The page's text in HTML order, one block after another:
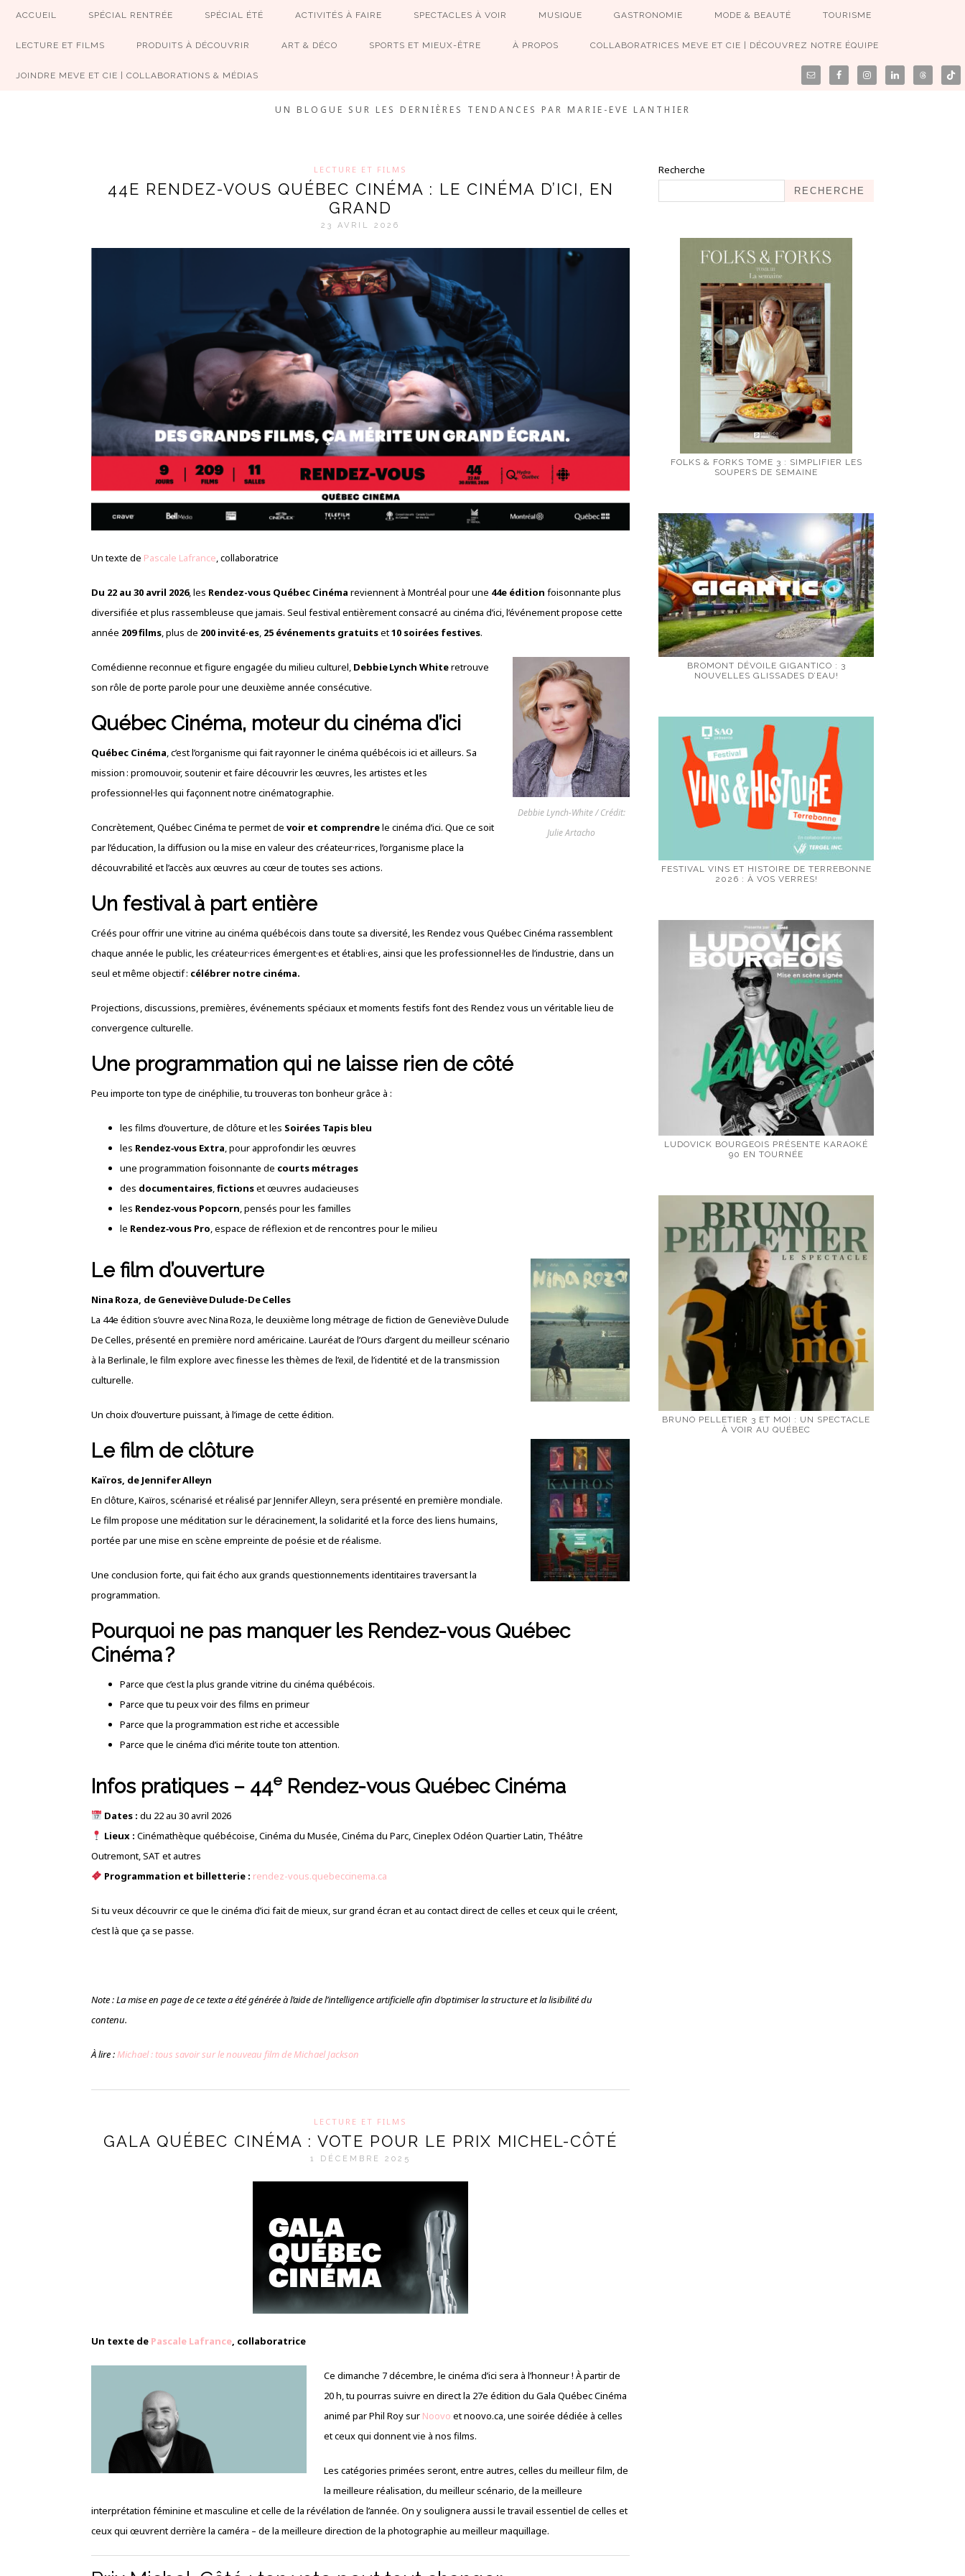
ACCUEIL SPÉCIAL RENTRÉE SPÉCIAL ÉTÉ ACTIVITÉS À FAIRE SPECTACLES À VOIR MUSIQUE GASTRONOMIE MODE & BEAUTÉ TOURISME
LECTURE ET FILMS PRODUITS À DÉCOUVRIR ART & DÉCO SPORTS ET MIEUX-ÊTRE À PROPOS COLLABORATRICES MEVE ET CIE | DÉCOUVREZ NOTRE ÉQUIPE
JOINDRE MEVE ET CIE | COLLABORATIONS & MÉDIAS
UN BLOGUE SUR LES DERNIÈRES TENDANCES PAR MARIE-EVE LANTHIER
LECTURE ET FILMS
44E RENDEZ-VOUS QUÉBEC CINÉMA : LE CINÉMA D’ICI, EN
GRAND
23 AVRIL 2026
Un texte de Pascale Lafrance , collaboratrice
Du 22 au 30 avril 2026, les Rendez-vous Québec Cinéma reviennent à Montréal pour une 44e édition foisonnante plus
diversifiée et plus rassembleuse que jamais. Seul festival entièrement consacré au cinéma d’ici, l’événement propose cette
année 209 films , plus de 200 invité·es 25 événements gratuitset10 soirées festives.
Debbie Lynch-White / Crédit:
Julie Artacho
Comédienne reconnue et figure engagée du milieu culturel, Debbie Lynch Whiteretrouve
son rôle de porte parole pour une deuxième année consécutive.
Québec Cinéma, moteur du cinéma d’ici
Québec Cinéma , c’est l’organisme qui fait rayonner le cinéma québécois ici et ailleurs. Sa
mission : promouvoir, soutenir et faire découvrir les œuvres, les artistes et les
professionnel·les qui façonnent notre cinématographie.
Concrètement, Québec Cinéma te permet de voir et comprendrele cinéma d’ici. Que ce soit
par l’éducation, la diffusion ou la mise en valeur des créateur·rices, l’organisme place la
découvrabilité et l’accès aux œuvres au cœur de toutes ses actions.
Un festival à part entière
Créés pour offrir une vitrine au cinéma québécois dans toute sa diversité, les Rendez vous Québec Cinéma rassemblent
chaque année le public, les créateur·rices émergent·es et établi·es, ainsi que les professionnel·les de l’industrie, dans un
seul et même objectif : célébrer notre cinéma.
Projections, discussions, premières, événements spéciaux et moments festifs font des Rendez vous un véritable lieu de
convergence culturelle.
Une programmation qui ne laisse rien de côté
Peu importe ton type de cinéphilie, tu trouveras ton bonheur grâce à :
les films d’ouverture, de clôture et les Soirées Tapis bleu
les Rendez‑vous Extra , pour approfondir les œuvres
une programmation foisonnante de courts métrages
des documentaires fictionset œuvres audacieuses
les Rendez‑vous Popcorn , pensés pour les familles
le Rendez‑vous Pro , espace de réflexion et de rencontres pour le milieu
Le film d’ouverture
Nina Roza, de Geneviève Dulude-De Celles
La 44e édition s’ouvre avec Nina Roza, le deuxième long métrage de fiction de Geneviève Dulude
De Celles, présenté en première nord américaine. Lauréat de l’Ours d’argent du meilleur scénario
à la Berlinale, le film explore avec finesse les thèmes de l’exil, de l’identité et de la transmission
culturelle.
Un choix d’ouverture puissant, à l’image de cette édition.
Le film de clôture
Kaïros, de Jennifer Alleyn
En clôture, Kaïros, scénarisé et réalisé par Jennifer Alleyn, sera présenté en première mondiale.
Le film propose une méditation sur le déracinement, la solidarité et la force des liens humains,
portée par une mise en scène empreinte de poésie et de réalisme.
Une conclusion forte, qui fait écho aux grands questionnements identitaires traversant la
programmation.
Pourquoi ne pas manquer les Rendez-vous Québec
Cinéma ?
Parce que c’est la plus grande vitrine du cinéma québécois.
Parce que tu peux voir des films en primeur
Parce que la programmation est riche et accessible
Parce que le cinéma d’ici mérite toute ton attention.
Infos pratiques – 44e Rendez-vous Québec Cinéma
Dates : du 22 au 30 avril 2026
Lieux : Cinémathèque québécoise, Cinéma du Musée, Cinéma du Parc, Cineplex Odéon Quartier Latin, Théâtre
Outremont, SAT et autres
Programmation et billetterie : rendez-vous.quebeccinema.ca
Si tu veux découvrir ce que le cinéma d’ici fait de mieux, sur grand écran et au contact direct de celles et ceux qui le créent,
c’est là que ça se passe.
Note : La mise en page de ce texte a été générée à l’aide de l’intelligence artificielle afin d’optimiser la structure et la lisibilité du
contenu.
À lire : Michael : tous savoir sur le nouveau film de Michael Jackson
LECTURE ET FILMS
GALA QUÉBEC CINÉMA : VOTE POUR LE PRIX MICHEL-CÔTÉ
1 DÉCEMBRE 2025
Un texte de Pascale Lafrance , collaboratrice
Ce dimanche 7 décembre, le cinéma d’ici sera à l’honneur ! À partir de
20 h, tu pourras suivre en direct la 27e édition du Gala Québec Cinéma
animé par Phil Roy sur Noovo et noovo.ca, une soirée dédiée à celles
et ceux qui donnent vie à nos films.
Les catégories primées seront, entre autres, celles du meilleur film, de
la meilleure réalisation, du meilleur scénario, de la meilleure
interprétation féminine et masculine et celle de la révélation de l’année. On y soulignera aussi le travail essentiel de celles et
ceux qui œuvrent derrière la caméra – de la meilleure direction de la photographie au meilleur maquillage.
Recherche
RECHERCHE
FOLKS & FORKS TOME 3 : SIMPLIFIER LES
SOUPERS DE SEMAINE
BROMONT DÉVOILE GIGANTICO : 3
NOUVELLES GLISSADES D’EAU!
FESTIVAL VINS ET HISTOIRE DE TERREBONNE
2026 : À VOS VERRES!
LUDOVICK BOURGEOIS PRÉSENTE KARAOKÉ
90 EN TOURNÉE
BRUNO PELLETIER 3 ET MOI : UN SPECTACLE
À VOIR AU QUÉBEC